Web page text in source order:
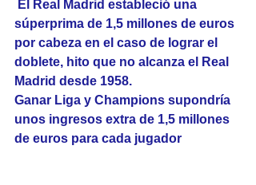
súperprima de 1,5 millones de euros
por cabeza en el caso de lograr el
doblete, hito que no alcanza el Real
Madrid desde 1958.
Ganar Liga y Champions supondría
unos ingresos extra de 1,5 millones
de euros para cada jugador